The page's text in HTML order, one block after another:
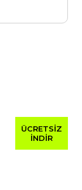
ÜCRETSİZ
İNDİR